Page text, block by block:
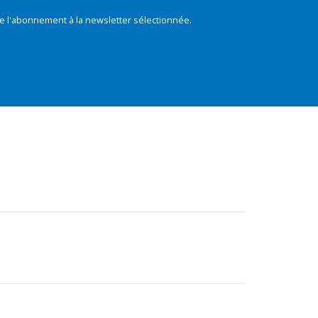
à la newsletter sélectionnée.